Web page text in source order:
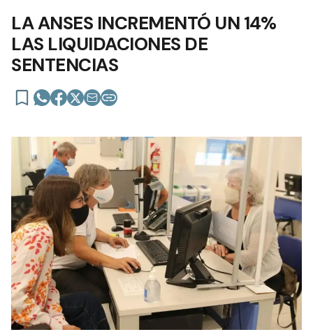
LA ANSES INCREMENTÓ UN 14%
LAS LIQUIDACIONES DE
SENTENCIAS